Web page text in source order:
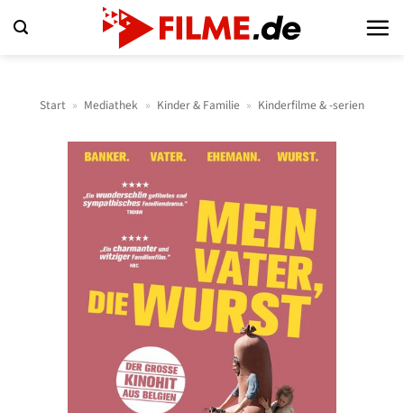
Inhalt
Start » Mediathek » Kinder & Familie » Kinderfilme & -serien